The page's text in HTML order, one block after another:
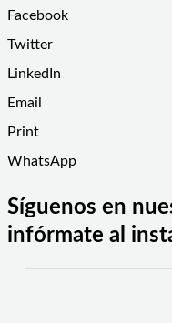
Facebook
Twitter
LinkedIn
Email
Print
WhatsApp
Síguenos en
infórmate al